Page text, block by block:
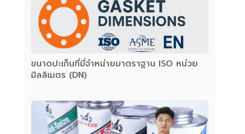
ขนาดปะเก็นที่มี่จำหน่ายมาตราฐาน ISO หน่วย
มิลลิเมตร (DN)